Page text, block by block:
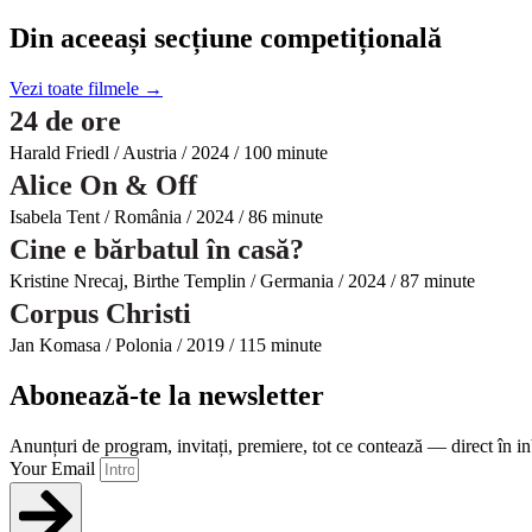
Din aceeași secțiune competițională
Vezi toate filmele →
24 de ore
Harald Friedl / Austria / 2024 / 100 minute
Alice On & Off
Isabela Tent / România / 2024 / 86 minute
Cine e bărbatul în casă?
Kristine Nrecaj, Birthe Templin / Germania / 2024 / 87 minute
Corpus Christi
Jan Komasa / Polonia / 2019 / 115 minute
Abonează-te la newsletter
Anunțuri de program, invitați, premiere, tot ce contează — direct în
Your Email